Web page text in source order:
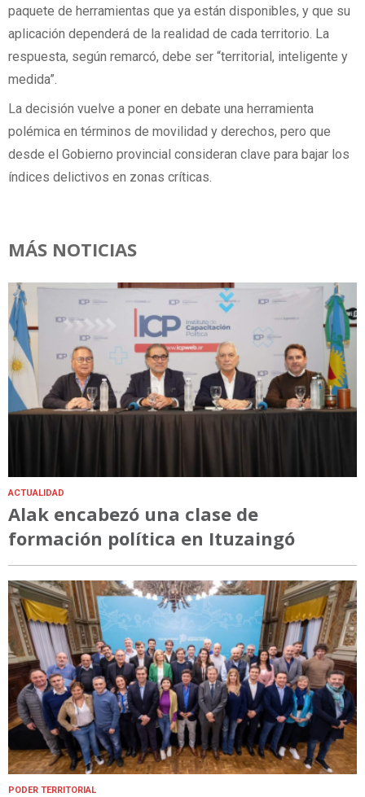
paquete de herramientas que ya están disponibles, y que su
aplicación dependerá de la realidad de cada territorio. La
respuesta, según remarcó, debe ser “territorial, inteligente y
medida”.
La decisión vuelve a poner en debate una herramienta
polémica en términos de movilidad y derechos, pero que
desde el Gobierno provincial consideran clave para bajar los
índices delictivos en zonas críticas.
MÁS NOTICIAS
ACTUALIDAD
Alak encabezó una clase de
formación política en Ituzaingó
PODER TERRITORIAL